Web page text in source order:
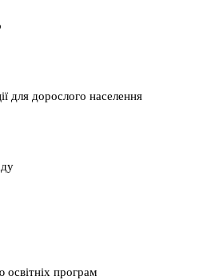
для дорослого населення
освітніх програм